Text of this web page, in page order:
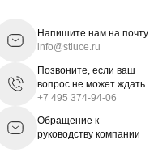
Напишите нам на почту
info@stluce.ru
Позвоните, если ваш
вопрос не может ждать
+7 495 374-94-06
Обращение к
руководству компании